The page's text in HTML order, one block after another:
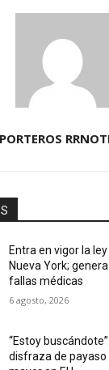
Entra en vigor la
Nueva York;
fallas médicas
6 agosto, 2026
“Estoy
disfraza de payaso